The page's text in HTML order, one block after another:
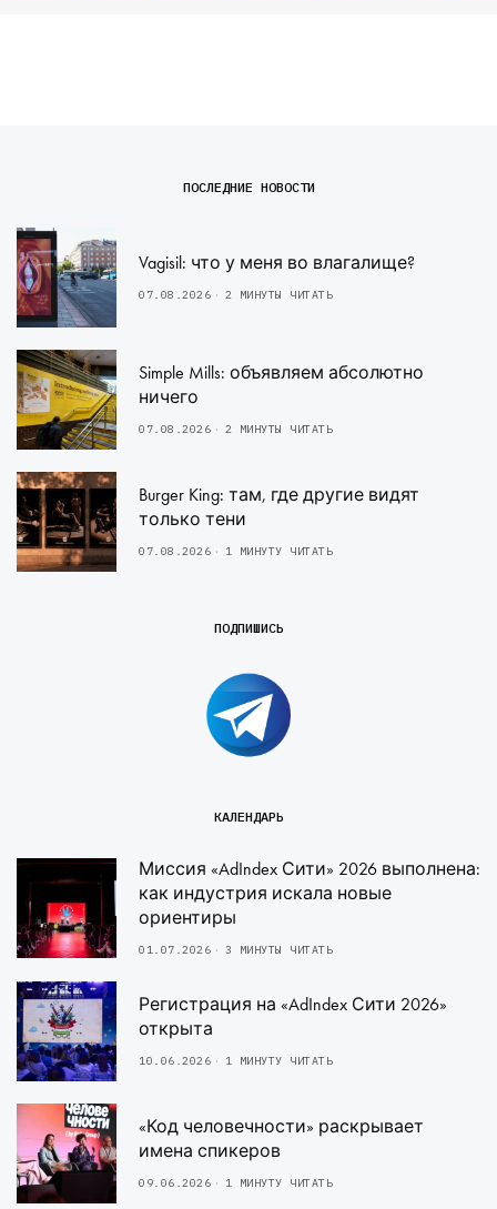
ПОСЛЕДНИЕ НОВОСТИ
Vagisil: что у меня во влагалище?
07.08.2026 2 МИНУТЫ ЧИТАТЬ
Simple Mills: объявляем абсолютно
ничего
07.08.2026 2 МИНУТЫ ЧИТАТЬ
Burger King: там, где другие видят
только тени
07.08.2026 1 МИНУТУ ЧИТАТЬ
ПОДПИШИСЬ
КАЛЕНДАРЬ
Миссия «AdIndex Сити» 2026 выполнена:
как индустрия искала новые
ориентиры
01.07.2026 3 МИНУТЫ ЧИТАТЬ
Регистрация на «AdIndex Сити 2026»
открыта
10.06.2026 1 МИНУТУ ЧИТАТЬ
«Код человечности» раскрывает
имена спикеров
09.06.2026 1 МИНУТУ ЧИТАТЬ